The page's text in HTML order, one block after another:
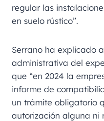
regular las
en suelo rústico”.
Serrano ha explicado
administrativa del
que “en 2024 la
informe de
un trámite obligatorio
autorización alguna ni